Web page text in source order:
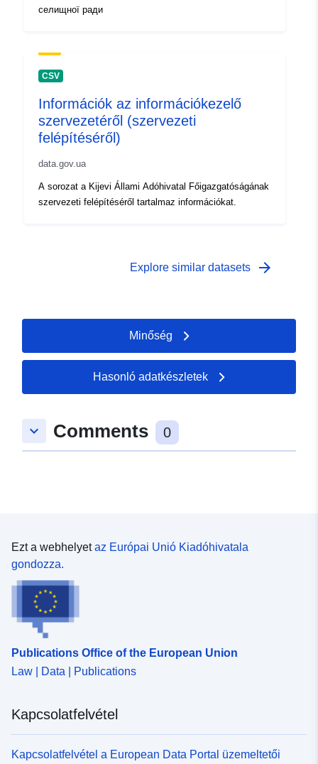
селищної ради
CSV
Információk az információkezelő
szervezetéről (szervezeti
felépítéséről)
data.gov.ua
A sorozat a Kijevi Állami Adóhivatal Főigazgatóságának
szervezeti felépítéséről tartalmaz információkat.
Explore similar datasets arrow_forward
Minőség
Hasonló adatkészletek
keyboard_arrow_down Comments 0
Ezt a webhelyetaz Európai Unió Kiadóhivatala
gondozza.
Publications Office of the European Union
Law | Data | Publications
Kapcsolatfelvétel
Kapcsolatfelvétel a European Data Portal üzemeltetői